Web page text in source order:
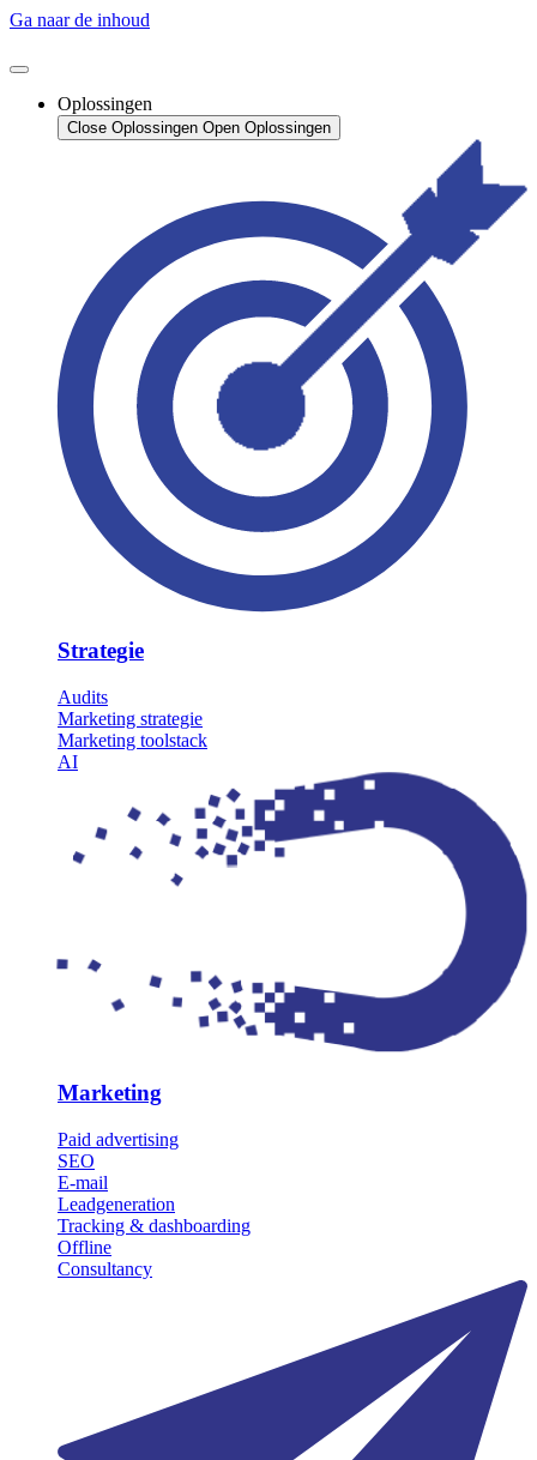
Ga naar de inhoud
Oplossingen
Close Oplossingen Open Oplossingen
Strategie
Audits
Marketing strategie
Marketing toolstack
AI
Marketing
Paid advertising
SEO
E-mail
Leadgeneration
Tracking & dashboarding
Offline
Consultancy